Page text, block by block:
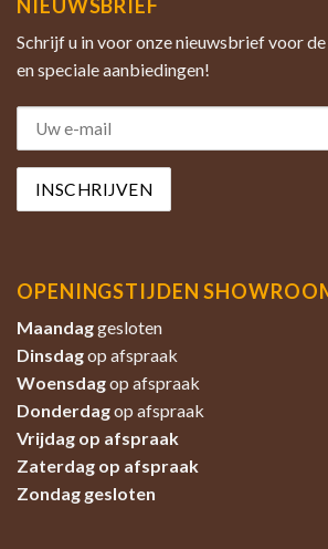
NIEUWSBRIEF
Schrijf u in voor onze nieuwsbrief voor
en speciale aanbiedingen!
OPENINGSTIJDEN
Maandaggesloten
Dinsdagop afspraak
Woensdagop afspraak
Donderdagop afspraak
Vrijdag op afspraak
Zaterdag op afspraak
Zondag gesloten